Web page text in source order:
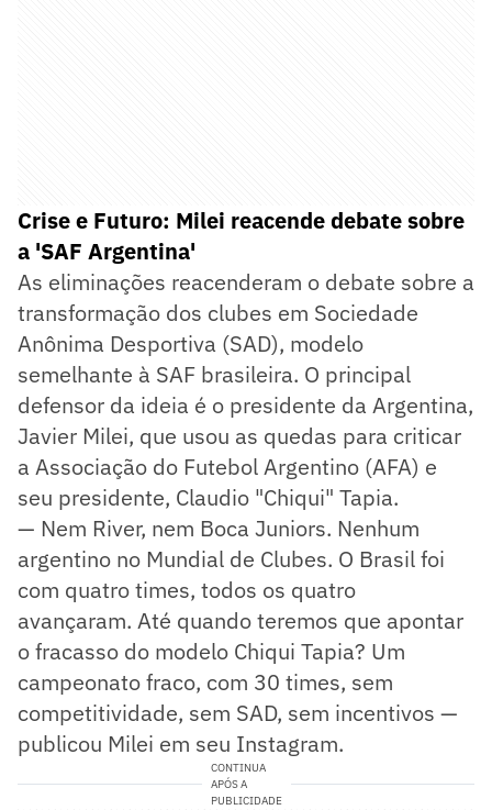
Crise e Futuro: Milei reacende debate sobre
a 'SAF Argentina'
As eliminações reacenderam o debate sobre a
transformação dos clubes em Sociedade
Anônima Desportiva (SAD), modelo
semelhante à SAF brasileira. O principal
defensor da ideia é o presidente da Argentina,
Javier Milei, que usou as quedas para criticar
a Associação do Futebol Argentino (AFA) e
seu presidente, Claudio "Chiqui" Tapia.
— Nem River, nem Boca Juniors. Nenhum
argentino no Mundial de Clubes. O Brasil foi
com quatro times, todos os quatro
avançaram. Até quando teremos que apontar
o fracasso do modelo Chiqui Tapia? Um
campeonato fraco, com 30 times, sem
competitividade, sem SAD, sem incentivos —
publicou Milei em seu Instagram.
CONTINUA
APÓS A
PUBLICIDADE